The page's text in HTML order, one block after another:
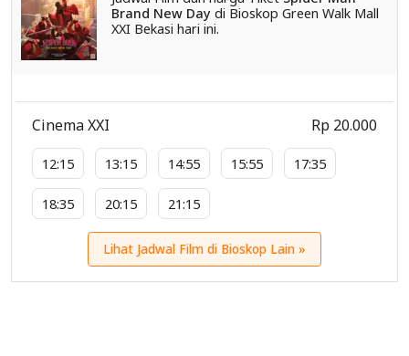
Brand New Daydi Bioskop Green Walk Mall
XXI Bekasi hari ini.
Cinema XXI
12:15 13:15 14:55 15:55 17:35
18:35 20:15 21:15
Rp 20.000
Lihat Jadwal Film di Bioskop Lain »